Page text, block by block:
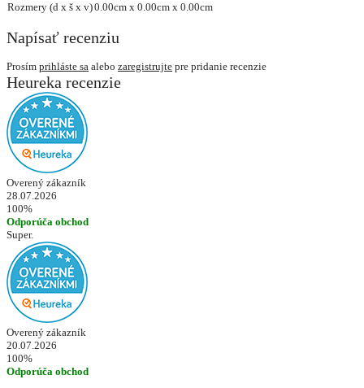
Rozmery (d x š x v)0.00cm x 0.00cm x 0.00cm
Napísať recenziu
Prosím prihláste sa alebo zaregistrujte pre pridanie recenzie
Heureka recenzie
Overený zákazník
28.07.2026
100%
Odporúča obchod
Super.
Overený zákazník
20.07.2026
100%
Odporúča obchod